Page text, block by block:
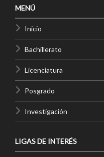
MENÚ
Inicio
Bachillerato
Licenciatura
Posgrado
Investigación
LIGAS DE INTERÉS